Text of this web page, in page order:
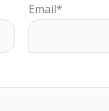
Email*